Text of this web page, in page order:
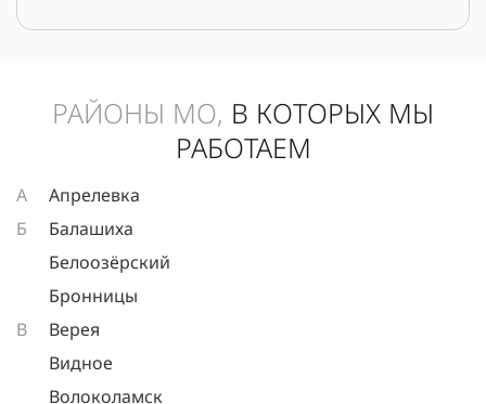
РАЙОНЫ МО, В КОТОРЫХ МЫ
РАБОТАЕМ
А
Апрелевка
Б
Балашиха
Белоозёрский
Бронницы
В
Верея
Видное
Волоколамск